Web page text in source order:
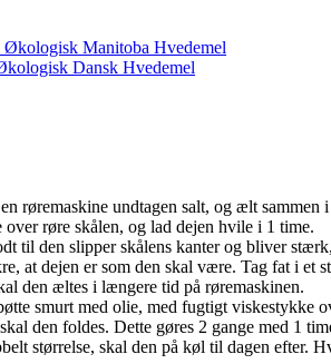
Økologisk Manitoba Hvedemel
Dansk Hvedemel
røremaskine undtagen salt, og ælt sammen
røre skålen, og lad dejen hvile i 1 time.
til den slipper skålens kanter og bliver
at dejen er som den skal være. Tag fat i
den æltes i længere tid på røremaskinen.
smurt med olie, med fugtigt viskestykke
den foldes. Dette gøres 2 gange med 1
størrelse, skal den på køl til dagen efter.